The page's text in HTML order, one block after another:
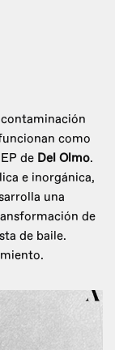
como
de Del Olmo.
e inorgánica,
una
de
de baile.